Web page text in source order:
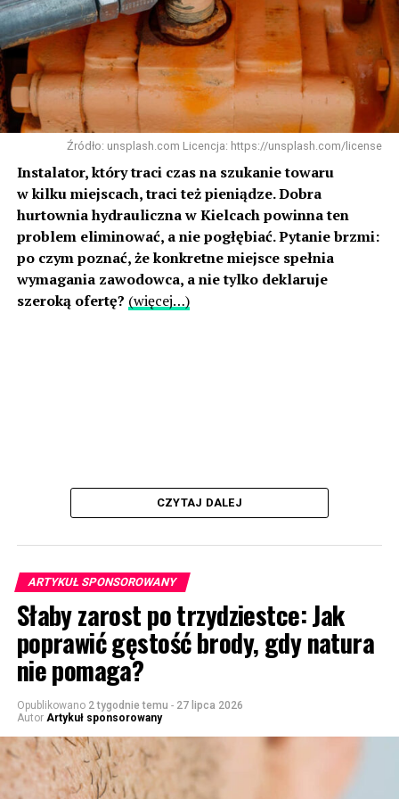
Źródło: unsplash.com Licencja: https://unsplash.com/license
Instalator, który traci czas na szukanie towaru
w kilku miejscach, traci też pieniądze. Dobra
hurtownia hydrauliczna w Kielcach powinna ten
problem eliminować, a nie pogłębiać. Pytanie brzmi:
po czym poznać, że konkretne miejsce spełnia
wymagania zawodowca, a nie tylko deklaruje
szeroką ofertę? (więcej…)
CZYTAJ DALEJ
ARTYKUŁ SPONSOROWANY
Słaby zarost po trzydziestce: Jak
poprawić gęstość brody, gdy natura
nie pomaga?
Opublikowano 2 tygodnie temu - 27 lipca 2026
Autor Artykuł sponsorowany